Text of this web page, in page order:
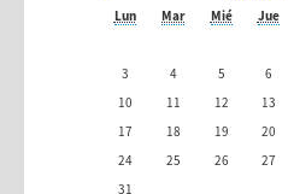
Lun Mar Mié Jue
3
4 5 6
10
11 12 13
17
18 19 20
24
25 26 27
31